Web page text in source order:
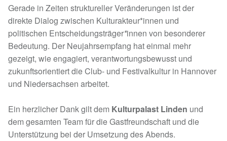
Gerade in Zeiten struktureller Veränderungen ist der
direkte Dialog zwischen Kulturakteur*innen und
politischen Entscheidungsträger*innen von besonderer
Bedeutung. Der Neujahrsempfang hat einmal mehr
gezeigt, wie engagiert, verantwortungsbewusst und
zukunftsorientiert die Club- und Festivalkultur in Hannover
und Niedersachsen arbeitet.
Ein herzlicher Dank gilt dem Kulturpalast Linden und
dem gesamten Team für die Gastfreundschaft und die
Unterstützung bei der Umsetzung des Abends.